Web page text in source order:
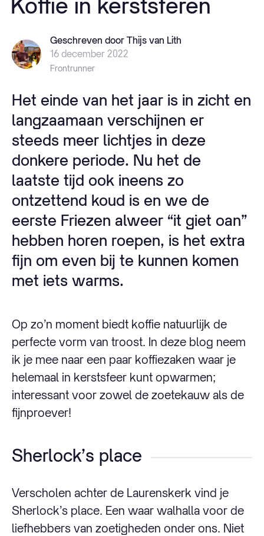
Geschreven door Thijs van Lith
16 december 2022
Frontrunner
Het einde van het jaar is in zicht en
langzaamaan verschijnen er
steeds meer lichtjes in deze
donkere periode. Nu het de
laatste tijd ook ineens zo
ontzettend koud is en we de
eerste Friezen alweer “it giet oan”
hebben horen roepen, is het extra
fijn om even bij te kunnen komen
met iets warms.
Op zo’n moment biedt koffie natuurlijk de
perfecte vorm van troost. In deze blog neem
ik je mee naar een paar koffiezaken waar je
helemaal in kerstsfeer kunt opwarmen;
interessant voor zowel de zoetekauw als de
fijnproever!
Sherlock’s place
Verscholen achter de Laurenskerk vind je
Sherlock’s place. Een waar walhalla voor de
liefhebbers van zoetigheden onder ons. Niet